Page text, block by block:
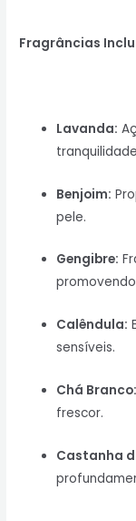
Fragrâncias
Lavanda:
Benjoim:
pele.
Gengibre:
Calêndula:
sensíveis.
Chá Branco:
frescor.
Castanha